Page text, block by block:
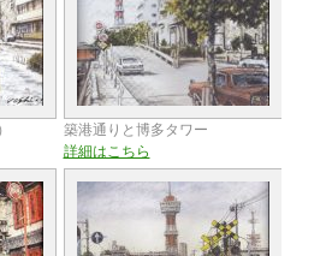
築港通りと博多タワー
詳細はこちら